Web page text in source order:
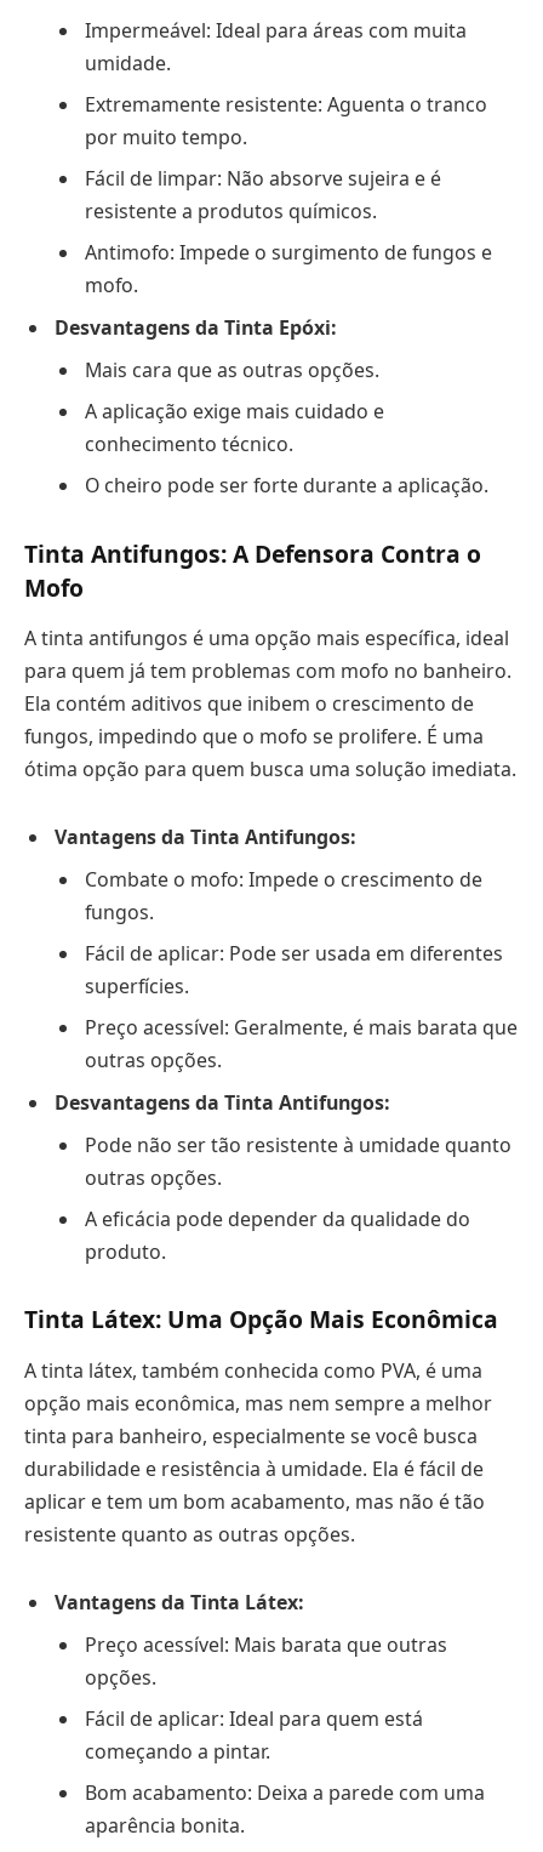
Impermeável: Ideal para áreas com muita
umidade.
Extremamente resistente: Aguenta o tranco
por muito tempo.
Fácil de limpar: Não absorve sujeira e é
resistente a produtos químicos.
Antimofo: Impede o surgimento de fungos e
mofo.
Desvantagens da Tinta Epóxi:
Mais cara que as outras opções.
A aplicação exige mais cuidado e
conhecimento técnico.
O cheiro pode ser forte durante a aplicação.
Tinta Antifungos: A Defensora Contra o
Mofo
A tinta antifungos é uma opção mais específica, ideal
para quem já tem problemas com mofo no banheiro.
Ela contém aditivos que inibem o crescimento de
fungos, impedindo que o mofo se prolifere. É uma
ótima opção para quem busca uma solução imediata.
Vantagens da Tinta Antifungos:
Combate o mofo: Impede o crescimento de
fungos.
Fácil de aplicar: Pode ser usada em diferentes
superfícies.
Preço acessível: Geralmente, é mais barata que
outras opções.
Desvantagens da Tinta Antifungos:
Pode não ser tão resistente à umidade quanto
outras opções.
A eficácia pode depender da qualidade do
produto.
Tinta Látex: Uma Opção Mais Econômica
A tinta látex, também conhecida como PVA, é uma
opção mais econômica, mas nem sempre a melhor
tinta para banheiro, especialmente se você busca
durabilidade e resistência à umidade. Ela é fácil de
aplicar e tem um bom acabamento, mas não é tão
resistente quanto as outras opções.
Vantagens da Tinta Látex:
Preço acessível: Mais barata que outras
opções.
Fácil de aplicar: Ideal para quem está
começando a pintar.
Bom acabamento: Deixa a parede com uma
aparência bonita.